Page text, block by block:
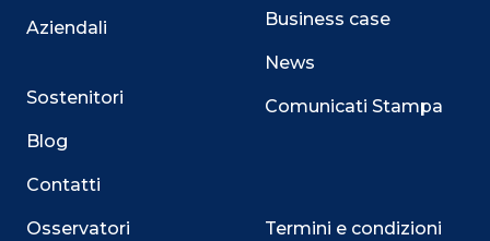
Aziendali
Sostenitori
Blog
Contatti
Osservatori
Business case
News
Comunicati Stampa
Termini e condizioni